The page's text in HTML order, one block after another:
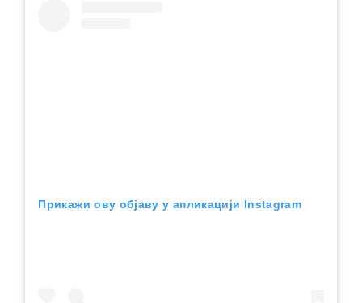
Прикажи ову објаву у апликацији Instagram